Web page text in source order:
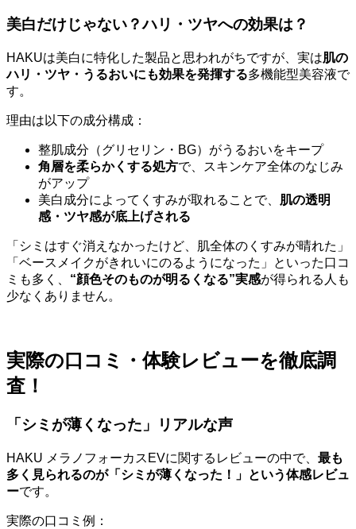
美白だけじゃない？ハリ・ツヤへの効果は？
HAKUは美白に特化した製品と思われがちですが、実は肌の
ハリ・ツヤ・うるおいにも効果を発揮する多機能型美容液で
す。
理由は以下の成分構成：
整肌成分（グリセリン・BG）がうるおいをキープ
角層を柔らかくする処方で、スキンケア全体のなじみ
がアップ
美白成分によってくすみが取れることで、 肌の透明
感・ツヤ感が底上げされる
「シミはすぐ消えなかったけど、肌全体のくすみが晴れた」
「ベースメイクがきれいにのるようになった」といった口コ
ミも多く、 “顔色そのものが明るくなる”実感が得られる人も
少なくありません。
実際の口コミ・体験レビューを徹底調
査！
「シミが薄くなった」リアルな声
HAKU メラノフォーカスEVに関するレビューの中で、 最も
多く見られるのが「シミが薄くなった！」という体感レビュ
ーです。
実際の口コミ例：